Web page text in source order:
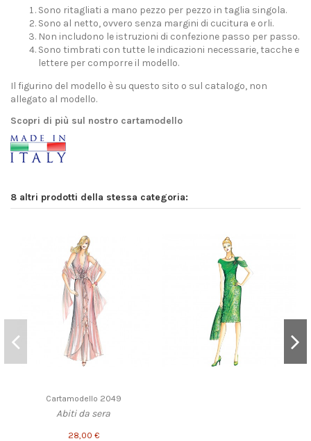
Sono ritagliati a mano pezzo per pezzo in taglia singola.
Sono al netto, ovvero senza margini di cucitura e orli.
Non includono le istruzioni di confezione passo per passo.
Sono timbrati con tutte le indicazioni necessarie, tacche e
lettere per comporre il modello.
Il figurino del modello è su questo sito o sul catalogo, non
allegato al modello.
Scopri di più sul nostro cartamodello
8 altri prodotti della stessa categoria:
Cartamodello 2049
Abiti da sera
28,00 €